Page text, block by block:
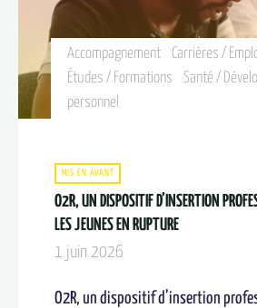
Accompagnement Carrières /
Études / Formations
Santé /
personnel
MIS EN AVANT
O2R, UN DISPOSITIF D’INSERTION
LES JEUNES EN RUPTURE​
1 juin 2026
O2R, un dispositif d’insertion